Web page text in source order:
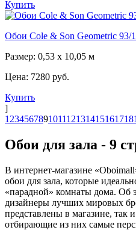
Купить
Обои Cole & Son Geometric 93/
Размер: 0,53 x 10,05 м
Цена: 7280 руб.
Купить
]
1 23456789101112131415161718
Обои для зала - 9
В интернет-магазине
обои для зала, которые
«парадной» комнаты дома. Об
дизайнеры лучших мировых
представлены в магазине, так
отбирающие из них самые